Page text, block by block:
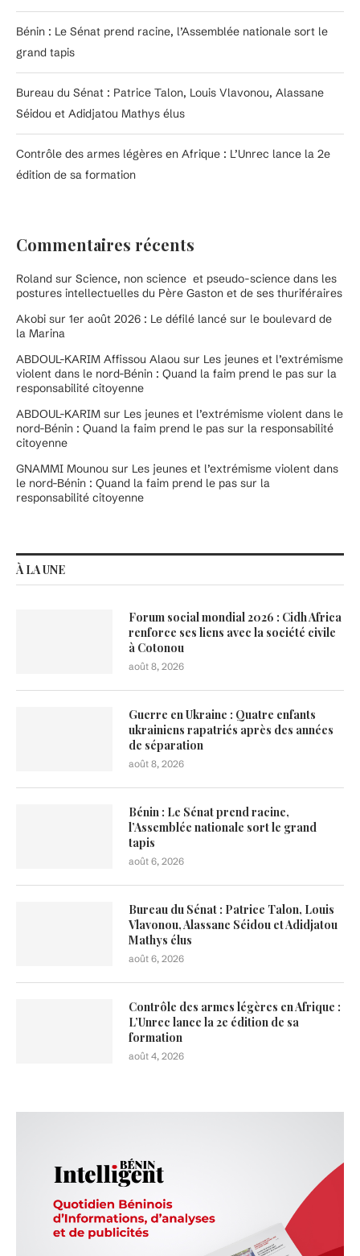
Bénin : Le Sénat prend racine, l’Assemblée nationale sort le
grand tapis
Bureau du Sénat : Patrice Talon, Louis Vlavonou, Alassane
Séidou et Adidjatou Mathys élus
Contrôle des armes légères en Afrique : L’Unrec lance la 2e
édition de sa formation
Commentaires récents
Roland sur Science, non science et pseudo-science dans les
postures intellectuelles du Père Gaston et de ses thuriféraires
Akobi sur 1er août 2026 : Le défilé lancé sur le boulevard de
la Marina
ABDOUL-KARIM Affissou Alaou sur Les jeunes et l’extrémisme
violent dans le nord-Bénin : Quand la faim prend le pas sur la
responsabilité citoyenne
ABDOUL-KARIM sur Les jeunes et l’extrémisme violent dans le
nord-Bénin : Quand la faim prend le pas sur la responsabilité
citoyenne
GNAMMI Mounou sur Les jeunes et l’extrémisme violent dans
le nord-Bénin : Quand la faim prend le pas sur la
responsabilité citoyenne
À LA UNE
Forum social mondial 2026 : Cidh Africa
renforce ses liens avec la société civile
à Cotonou
août 8, 2026
Guerre en Ukraine : Quatre enfants
ukrainiens rapatriés après des années
de séparation
août 8, 2026
Bénin : Le Sénat prend racine,
l’Assemblée nationale sort le grand
tapis
août 6, 2026
Bureau du Sénat : Patrice Talon, Louis
Vlavonou, Alassane Séidou et Adidjatou
Mathys élus
août 6, 2026
Contrôle des armes légères en Afrique :
L’Unrec lance la 2e édition de sa
formation
août 4, 2026